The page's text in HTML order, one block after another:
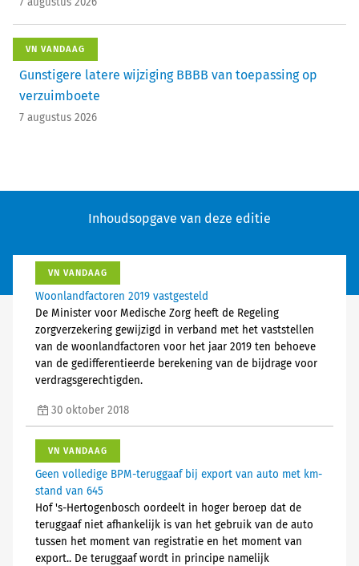
VN VANDAAG
Gunstigere latere wijziging BBBB van toepassing op
verzuimboete
7 augustus 2026
Inhoudsopgave van deze editie
VN VANDAAG
Woonlandfactoren 2019 vastgesteld
De Minister voor Medische Zorg heeft de Regeling
zorgverzekering gewijzigd in verband met het vaststellen
van de woonlandfactoren voor het jaar 2019 ten behoeve
van de gedifferentieerde berekening van de bijdrage voor
verdragsgerechtigden.
30 oktober 2018
VN VANDAAG
Geen volledige BPM-teruggaaf bij export van auto met km-
stand van 645
Hof 's-Hertogenbosch oordeelt in hoger beroep dat de
teruggaaf niet afhankelijk is van het gebruik van de auto
tussen het moment van registratie en het moment van
export.. De teruggaaf wordt in principe namelijk